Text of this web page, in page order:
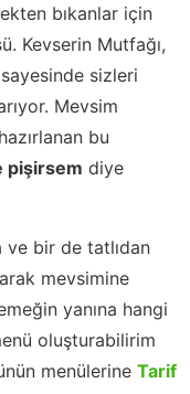
bıkanlar için
Kevserin Mutfağı,
sizleri
Mevsim
bu
pişirsem diye
ve bir de tatlıdan
mevsimine
yanına hangi
oluşturabilirim
menülerine Tarif